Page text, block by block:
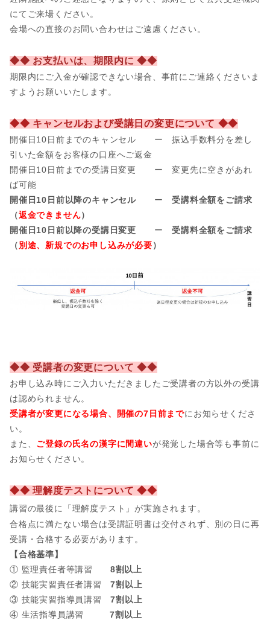
にてご来場ください。
会場への直接のお問い合わせはご遠慮ください。
◆◆ お支払いは、期限内に ◆◆
期限内にご入金が確認できない場合、事前にご連絡くださいま
すようお願いいたします。
◆◆ キャンセルおよび受講日の変更について ◆◆
開催日10日前までのキャンセル ー 振込手数料分を差し
引いた金額をお客様の口座へご返金
開催日10日前までの受講日変更 ー 変更先に空きがあれ
ば可能
開催日10日前以降のキャンセル ー受講料全額をご請求
（返金できません）
開催日10日前以降の受講日変更 ー受講料全額をご請求
（別途、新規でのお申し込みが必要）
◆◆ 受講者の変更について ◆◆
お申し込み時にご入力いただきましたご受講者の方以外の受講
は認められません。
受講者が変更になる場合、開催の7日前までにお知らせくださ
い。
また、 ご登録の氏名の漢字に間違いが発覚した場合等も事前に
お知らせください。
◆◆ 理解度テストについて ◆◆
講習の最後に「理解度テスト」が実施されます。
合格点に満たない場合は受講証明書は交付されず、別の日に再
受講・合格する必要があります。
【合格基準】
① 監理責任者等講習 8割以上
② 技能実習責任者講習7割以上
③ 技能実習指導員講習7割以上
④ 生活指導員講習
7割以上